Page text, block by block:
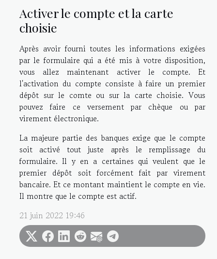
Activer le compte et la carte
choisie
Après avoir fourni toutes les informations exigées
par le formulaire qui a été mis à votre disposition,
vous allez maintenant activer le compte. Et
l'activation du compte consiste à faire un premier
dépôt sur le comte ou sur la carte choisie. Vous
pouvez faire ce versement par chèque ou par
virement électronique.
La majeure partie des banques exige que le compte
soit activé tout juste après le remplissage du
formulaire. Il y en a certaines qui veulent que le
premier dépôt soit forcément fait par virement
bancaire. Et ce montant maintient le compte en vie.
Il montre que le compte est actif.
21 juin 2022 19:46